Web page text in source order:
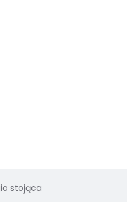
stojąca